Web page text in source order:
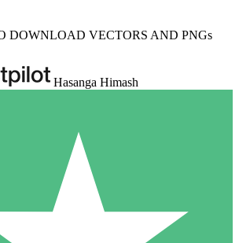
DOWNLOAD VECTORS AND PNGs
Hasanga Himash